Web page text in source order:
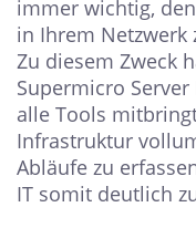
immer wichtig,
in Ihrem Netzwerk
Zu diesem Zweck
Supermicro
alle Tools
Infrastruktur
Abläufe zu
IT somit deutlich